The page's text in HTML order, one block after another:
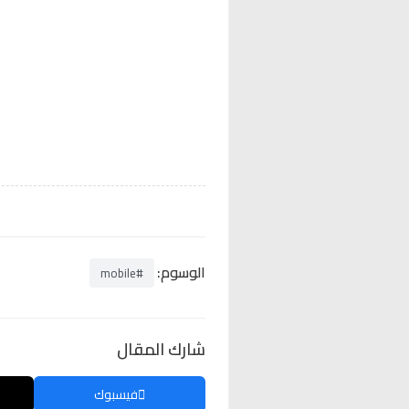
الوسوم: #mobile
شارك المقال
فيسبوك